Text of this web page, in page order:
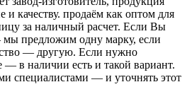
и качеству. продаём как оптом для
за наличный расчет. Если Вы
предложим одну марку, если
— другую. Если нужно
в наличии есть и такой вариант.
специалистами — и уточнять этот